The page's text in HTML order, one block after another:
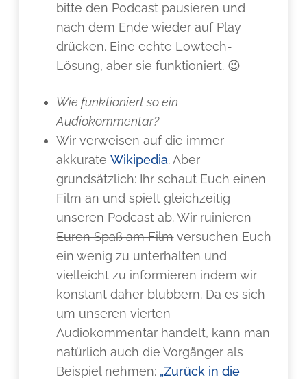
bitte den Podcast pausieren und
nach dem Ende wieder auf Play
drücken. Eine echte Lowtech-
Lösung, aber sie funktioniert. 😉
Wie funktioniert so ein
Audiokommentar?
Wir verweisen auf die immer
akkurateWikipedia. Aber
grundsätzlich: Ihr schaut Euch einen
Film an und spielt gleichzeitig
unseren Podcast ab. Wirruinieren
Euren Spaß am Filmversuchen Euch
ein wenig zu unterhalten und
vielleicht zu informieren indem wir
konstant daher blubbern. Da es sich
um unseren vierten
Audiokommentar handelt, kann man
natürlich auch die Vorgänger als
Beispiel nehmen: „Zurück in die